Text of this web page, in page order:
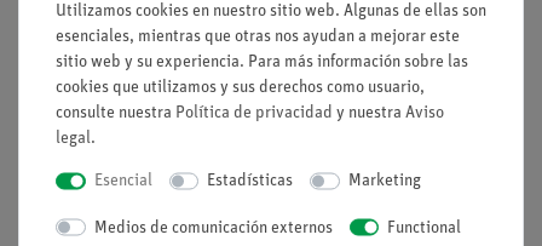
Nach oben
Aviso lega
Condiciones comerciales generales
Utilizamos cookies en nuestro sitio web. Algunas de ellas son
esenciales, mientras que otras nos ayudan a mejorar este
sitio web y su experiencia. Para más información sobre las
cookies que utilizamos y sus derechos como usuario,
consulte nuestra Política de privacidad y nuestra Aviso
legal.
Esencial Estadísticas Marketing
Medios de comunicación externos Functional